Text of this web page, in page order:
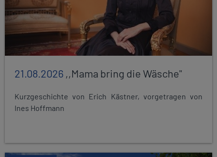
21.08.2026 ,,Mama bring die Wäsche"
Kurzgeschichte von Erich Kästner, vorgetragen von
Ines Hoffmann